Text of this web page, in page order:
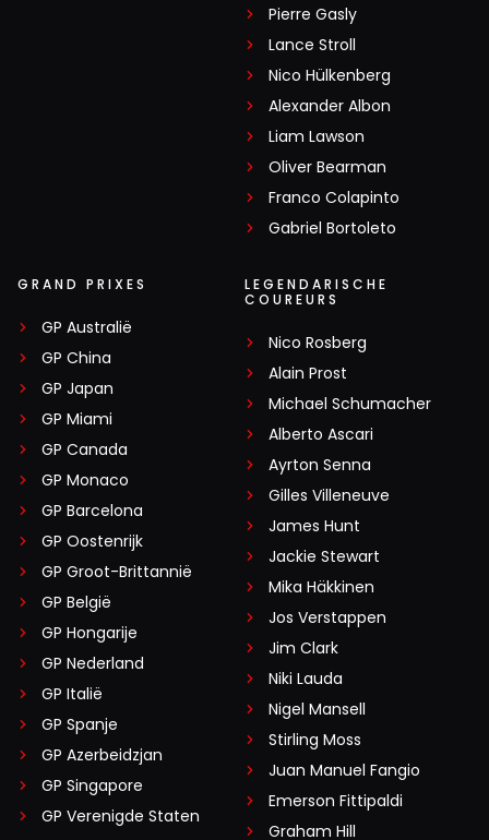
Pierre Gasly
Lance Stroll
Nico Hülkenberg
Alexander Albon
Liam Lawson
Oliver Bearman
Franco Colapinto
Gabriel Bortoleto
GRAND PRIXES
GP Australië
GP China
GP Japan
GP Miami
GP Canada
GP Monaco
GP Barcelona
GP Oostenrijk
GP Groot-Brittannië
GP België
GP Hongarije
GP Nederland
GP Italië
GP Spanje
GP Azerbeidzjan
GP Singapore
GP Verenigde Staten
LEGENDARISCHE
COUREURS
Nico Rosberg
Alain Prost
Michael Schumacher
Alberto Ascari
Ayrton Senna
Gilles Villeneuve
James Hunt
Jackie Stewart
Mika Häkkinen
Jos Verstappen
Jim Clark
Niki Lauda
Nigel Mansell
Stirling Moss
Juan Manuel Fangio
Emerson Fittipaldi
Graham Hill